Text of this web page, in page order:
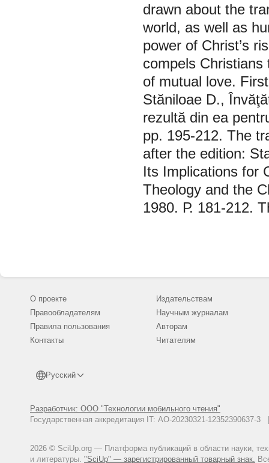
drawn about the
world, as well as
power of Christ’s
compels
of mutual love.
Stăniloae D.,
rezultă din ea
pp. 195-212. The
after the edition:
Its Implications for
Theology and the
1980. Р. 181-212.
О проекте
Правообладателям
Правила пользования
Контакты
Русский
Разработчик: ООО "Технологии мобильного чтения"
Государственная аккредитация IT: АО-20230321-
2026 © SciUp.org — Платформа публикаций в области науки,
и литературы. "SciUp" — зарегистрированный товарный знак.
Издательствам
Научным журналам
Авторам
Читателям